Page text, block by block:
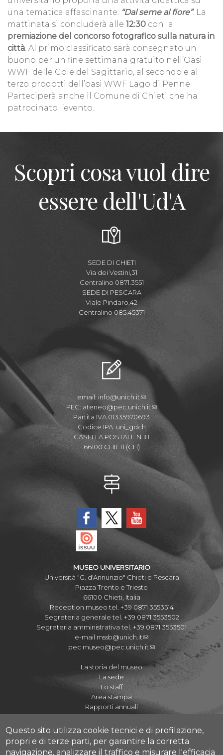
una tematica affascinante: “Dal seme al fiore”. La
mattinata si concluderà alle 12:30 con la
premiazione del concorso fotografico sulla natura in
città. Al primo classificato sarà consegnato un
buono per un fine settimana gratuito nell’Oasi
WWF delle Gole del Sagittario, al secondo e al
terzo prodotti dell’oasi WWF Lago di Penne.
Parteciperà anche il Comune di Chieti che ha
patrocinato l’evento.
Scopri cosa vuol dire
essere dell'Ud'A
SEDE DI CHIETI
Via dei Vestini,31
Centralino 0871.3551
SEDE DI PESCARA
Viale Pindaro,42
Centralino 085.45371
email: info@unich.it
PEC: ateneo@pec.unich.it
Partita IVA 01335970693
Codice IPA: uni_gdch
CASELLA POSTALE N.18
66100 CHIETI (CH)
MUSEO UNIVERSITARIO
Università "G. d'Annunzio" Chieti e Pescara
Piazza Trento e Trieste
66100 Chieti, Italia
Reception museo tel. +39 0871 3553514
Segreteria generale tel. +39 0871 3553502
Segreteria amministrativa tel. +39 0871 3553501
e-mail mssb@unich.it
pec museo@pec.unich.it
La storia del museo
La sede
Lo staff
Area stampa
Rapporti annuali
Questo sito utilizza cookie tecnici e di profilazione,
propri e di terze parti, per garantire la corretta
navigazione, analizzare il traffico e misurare l'efficacia